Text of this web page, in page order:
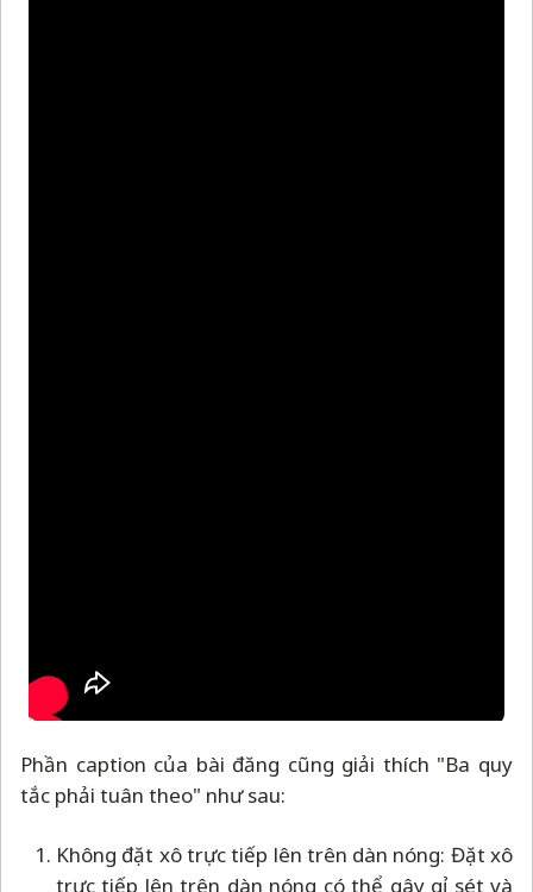
Phần caption của bài đăng cũng giải thích "Ba quy
tắc phải tuân theo" như sau:
Không đặt xô trực tiếp lên trên dàn nóng: Đặt xô
trực tiếp lên trên dàn nóng có thể gây gỉ sét và